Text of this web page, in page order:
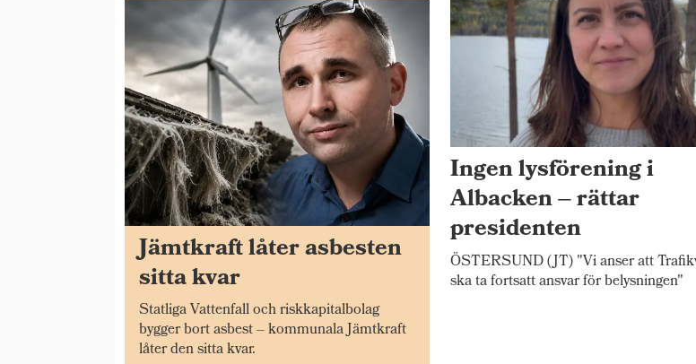
Jämtkraft låter asbesten
sitta kvar
Statliga Vattenfall och riskkapitalbolag
bygger bort asbest – kommunala Jämtkraft
låter den sitta kvar.
Ingen lysförening i
Albacken – rättar
presidenten
ÖSTERSUND (JT) "Vi anser att
ska ta fortsatt ansvar för belysningen"